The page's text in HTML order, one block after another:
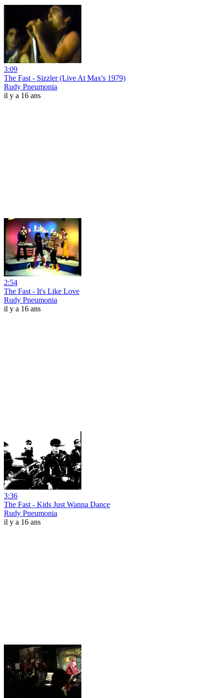
3:09
The Fast - Sizzler (Live At Max's 1979)
Rudy Pneumonia
il y a 16 ans
2:54
The Fast - It's Like Love
Rudy Pneumonia
il y a 16 ans
3:36
The Fast - Kids Just Wanna Dance
Rudy Pneumonia
il y a 16 ans